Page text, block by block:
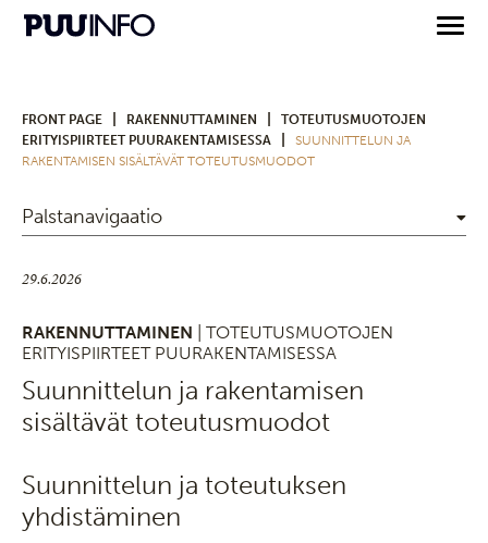
FRONT PAGE RAKENNUTTAMINEN
TOTEUTUSMUOTOJEN
ERITYISPIIRTEET PUURAKENTAMISESSA
SUUNNITTELUN JA
RAKENTAMISEN SISÄLTÄVÄT TOTEUTUSMUODOT
Palstanavigaatio
29.6.2026
RAKENNUTTAMINEN
| TOTEUTUSMUOTOJEN
ERITYISPIIRTEET PUURAKENTAMISESSA
Suunnittelun ja rakentamisen
sisältävät toteutusmuodot
Suunnittelun ja toteutuksen
yhdistäminen